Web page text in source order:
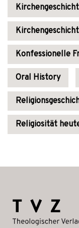
Konfessionelle
Oral History
Religiosität